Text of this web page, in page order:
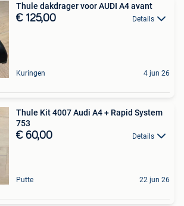
Thule dakdrager voor AUDI A4 avant
€ 125,00 Details
Kuringen 4 jun 26
Thule Kit 4007 Audi A4 + Rapid System
753
€ 60,00 Details
Putte 22 jun 26